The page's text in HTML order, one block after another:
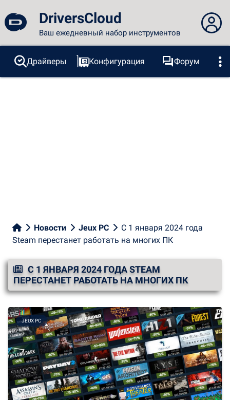
DriversCloud
Ваш ежедневный набор инструментов
Вы не вошли в систему...
Вход на сайт
Драйверы Конфигурация
Форум
Зонды
BSOD Инструменты
Новости Jeux PC
С 1 января 2024 года
Steam перестанет работать на многих ПК
С 1 ЯНВАРЯ 2024 ГОДА STEAM
ПЕРЕСТАНЕТ РАБОТАТЬ НА МНОГИХ ПК
JEUX PC